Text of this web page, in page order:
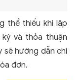
thể thiếu khi lập
và thỏa thuận
sẽ hướng dẫn chi
đơn.